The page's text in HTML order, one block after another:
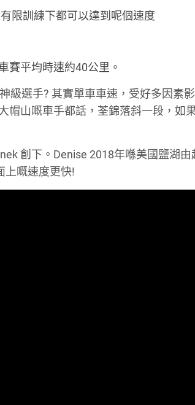
限訓練下都可以達到呢個速度
賽平均時速約40公里。
級選手? 其實單車車速，受好多因素
帽山嘅車手都話，荃錦落斜一段，如
創下。Denise 2018年喺美國鹽湖由
上嘅速度更快!